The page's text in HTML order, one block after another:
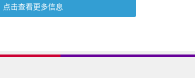
点击查看更多信息